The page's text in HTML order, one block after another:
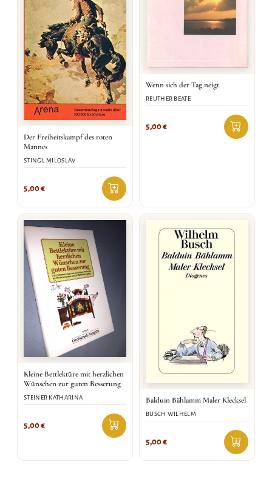
Der Freiheitskampf des roten
Mannes
STINGL MILOSLAV
5,00€
Wenn sich der Tag neigt
REUTHER BEATE
5,00€
Kleine Bettlektüre mit herzlichen
Wünschen zur guten Besserung
STEINER KATHARINA
5,00€
Balduin Bählamm Maler Klecksel
BUSCH WILHELM
5,00€